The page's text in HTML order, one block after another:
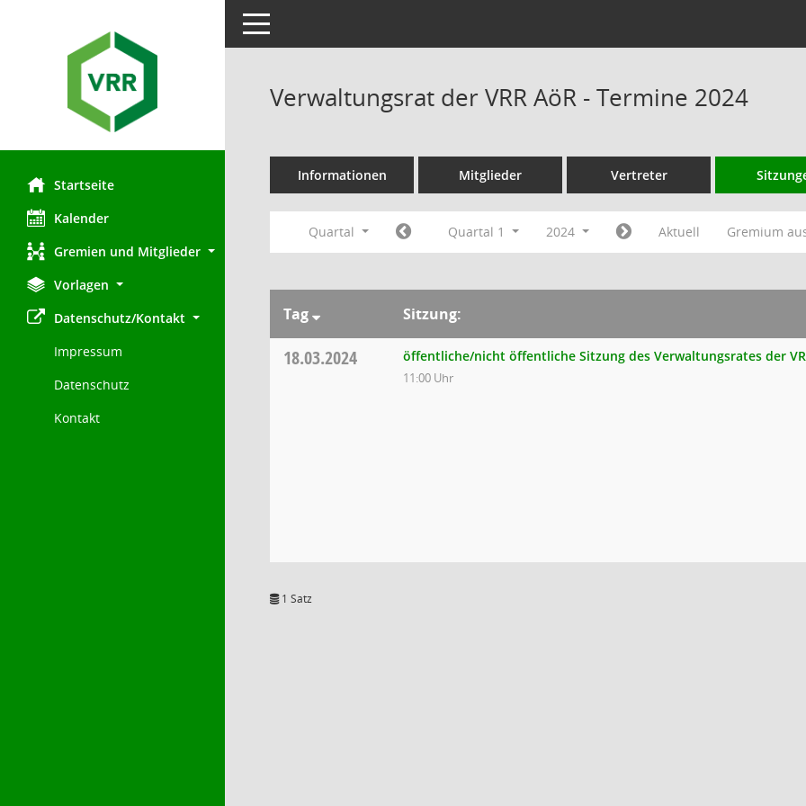
Startseite
Kalender
Gremien und Mitglieder
Vorlagen
Datenschutz/Kontakt
Impressum
Datenschutz
Kontakt
Toggle navigation
Verwaltungsrat der VRR AöR - Termine 2024
Informationen Mitglieder Vertreter
Quartal Quartal 1 2024 Aktuell Gremium
Tag Sitzung:
18.03.2024 öffentliche/nicht öffentliche Sitzung des Verwaltungsrates der
11:00 Uhr
1 Satz